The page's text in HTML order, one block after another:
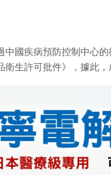
國疾病預防控制中心
生許可批件》，據此